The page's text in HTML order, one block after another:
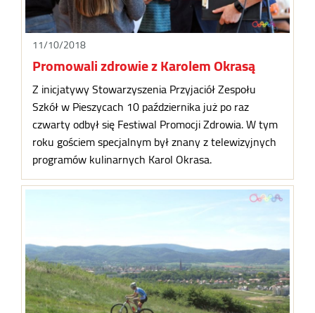
11/10/2018
Promowali zdrowie z Karolem Okrasą
Z inicjatywy Stowarzyszenia Przyjaciół Zespołu
Szkół w Pieszycach 10 października już po raz
czwarty odbył się Festiwal Promocji Zdrowia. W tym
roku gościem specjalnym był znany z telewizyjnych
programów kulinarnych Karol Okrasa.